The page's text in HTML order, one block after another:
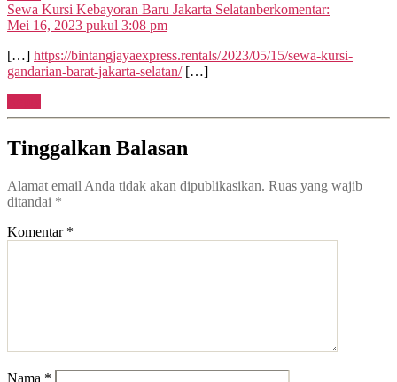
Sewa Kursi Kebayoran Baru Jakarta Selatanberkomentar:
Mei 16, 2023 pukul 3:08 pm
[…] https://bintangjayaexpress.rentals/2023/05/15/sewa-kursi-
gandarian-barat-jakarta-selatan/[…]
Tinggalkan Balasan
Alamat email Anda tidak akan dipublikasikan. Ruas yang wajib
ditandai *
Komentar *
Nama *